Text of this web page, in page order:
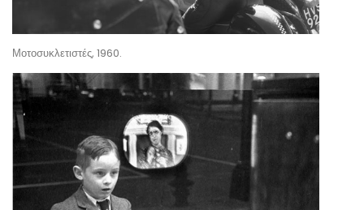
Μοτοσυκλετιστές, 1960.